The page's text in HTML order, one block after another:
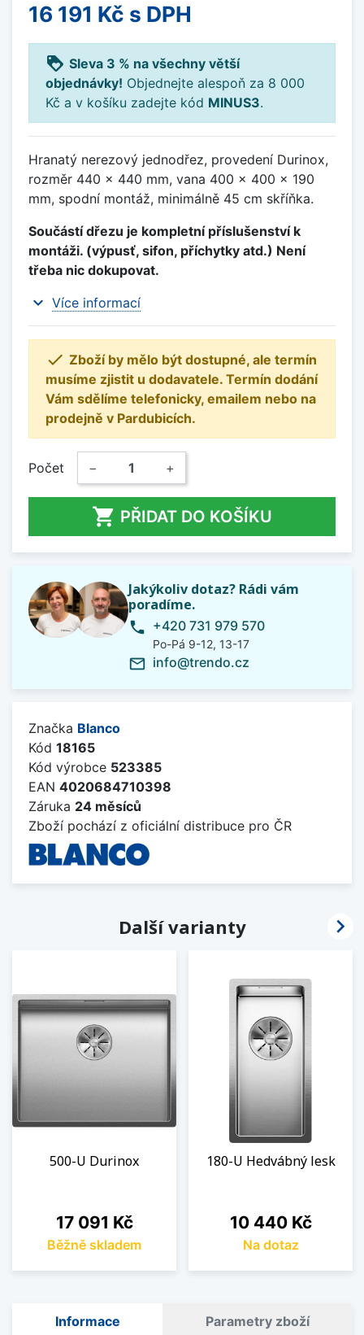
16 191 Kč s DPH
loyalty Sleva 3 % na všechny větší
objednávky! Objednejte alespoň za 8 000
Kč a v košíku zadejte kód MINUS3.
Hranatý nerezový jednodřez, provedení Durinox,
rozměr 440 x 440 mm, vana 400 x 400 x 190
mm, spodní montáž, minimálně 45 cm skříňka.
Součástí dřezu je kompletní příslušenství k
montáži. (výpusť, sifon, příchytky atd.) Není
třeba nic dokupovat.
expand_more Více informací
 Zboží by mělo být dostupné, ale termín
musíme zjistit u dodavatele. Termín dodání
Vám sdělíme telefonicky, emailem nebo na
prodejně v Pardubicích.
Počet − +
 PŘIDAT DO KOŠÍKU
Jakýkoliv dotaz? Rádi vám
poradíme.
phone +420 731 979 570
Po-Pá 9-12, 13-17
mail_outline info@trendo.cz
Značka Blanco
Kód 18165
Kód výrobce 523385
EAN 4020684710398
Záruka 24 měsíců
Zboží pochází z oficiální distribuce pro ČR
Další varianty
500-U Durinox
Cena
17 091 Kč
Běžně skladem
180-U Hedvábný lesk
Cena
10 440 Kč
Na dotaz

Informace Parametry zboží